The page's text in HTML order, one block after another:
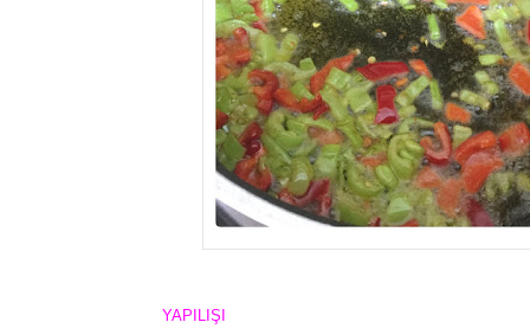
YAPILIŞI